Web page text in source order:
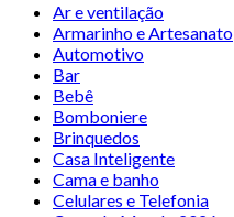
Ar e ventilação
Armarinho e Artesanato
Automotivo
Bar
Bebê
Bomboniere
Brinquedos
Casa Inteligente
Cama e banho
Celulares e Telefonia